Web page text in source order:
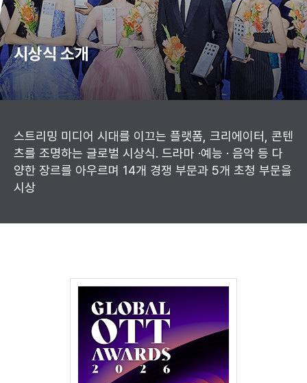
시상식 소개
스트리밍 미디어 시대를 이끄는 플랫폼, 크리에이터, 콘텐
츠를 조명하는 글로벌 시상식. 드라마 ·예능 · 음악 등 다
양한 장르를 아우르며 14개 경쟁 부문과 5개 초청 부문을
시상